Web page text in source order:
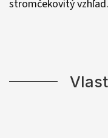
stromčekovitý vzhľad.